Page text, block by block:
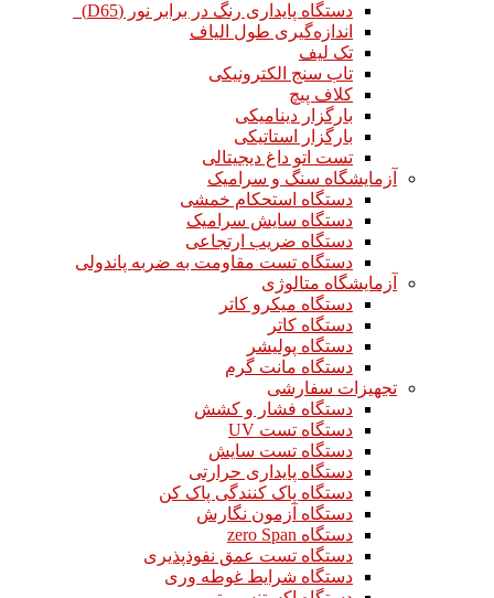
دستگاه پایداری رنگ در برابر نور (D65)
اندازه‌گیری طول الیاف
تک لیف
تاب سنج الکترونیکی
کلاف پیچ
بارگزار دینامیکی
بارگزار استاتیکی
تست اتو داغ دیجیتالی
آزمایشگاه سنگ و سرامیک
دستگاه استحکام خمشی
دستگاه سایش سرامیک
دستگاه ضریب ارتجاعی
دستگاه تست مقاومت به ضربه پاندولی
آزمایشگاه متالوژی
دستگاه میکرو کاتر
دستگاه کاتر
دستگاه پولیشر
دستگاه مانت گرم
تجهیزات سفارشی
دستگاه فشار و کشش
دستگاه تست UV
دستگاه تست سایش
دستگاه پایداری حرارتی
دستگاه پاک کنندگی پاک کن
دستگاه آزمون نگارش
دستگاه zero Span
دستگاه تست عمق نفوذپذیری
دستگاه شرایط غوطه وری